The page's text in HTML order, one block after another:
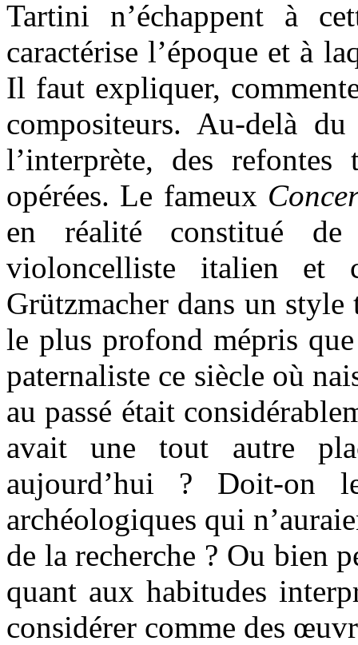
Tartini n’échappent à
caractérise l’époque et à
Il faut expliquer,
compositeurs. Au-delà
l’interprète, des
opérées. Le fameux
en réalité constitué de
violoncelliste italien et
Grützmacher dans un
le plus profond mépris
paternaliste ce siècle où
au passé était
avait une tout autre
aujourd’hui ? Doit-on
archéologiques qui
de la recherche ? Ou bien
quant aux habitudes
considérer comme des